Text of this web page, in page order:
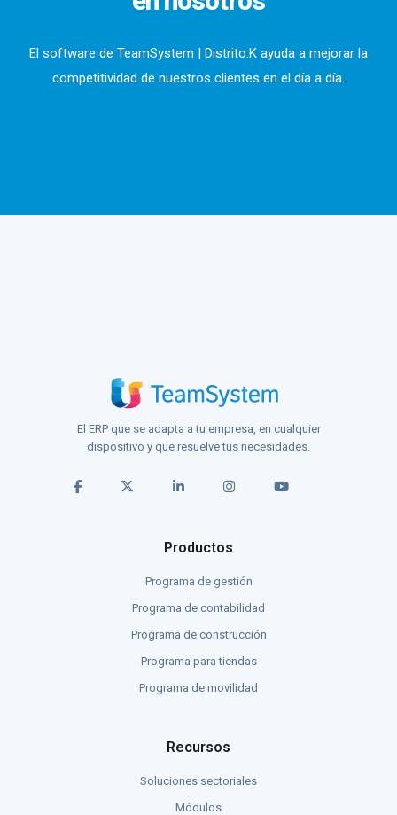
El software de TeamSystem | Distrito.K ayuda a mejorar la
competitividad de nuestros clientes en el día a día.
El ERP que se adapta a tu empresa, en cualquier
dispositivo y que resuelve tus necesidades.
Productos
Programa de gestión
Programa de contabilidad
Programa de construcción
Programa para tiendas
Programa de movilidad
Recursos
Soluciones sectoriales
Módulos